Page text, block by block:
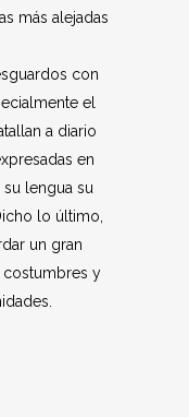
más alejadas
con
el
a diario
en
su lengua su
lo último,
un gran
costumbres y